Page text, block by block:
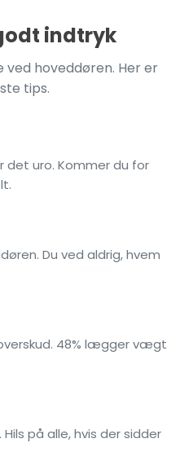
indtryk
hoveddøren. Her er
tips.
det uro. Kommer du for
Du ved aldrig, hvem
48% lægger vægt
på alle, hvis der sidder